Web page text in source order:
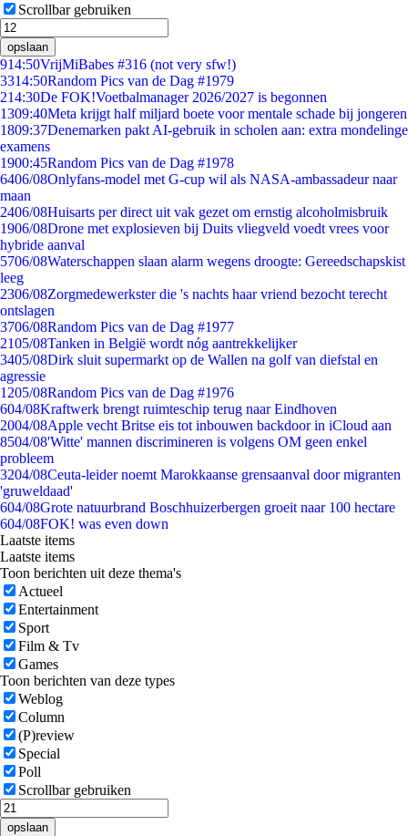
Scrollbar gebruiken
opslaan
914:50VrijMiBabes #316 (not very sfw!)
3314:50Random Pics van de Dag #1979
214:30De FOK!Voetbalmanager 2026/2027 is begonnen
1309:40Meta krijgt half miljard boete voor mentale schade bij jongeren
1809:37Denemarken pakt AI-gebruik in scholen aan: extra mondelinge
examens
1900:45Random Pics van de Dag #1978
6406/08Onlyfans-model met G-cup wil als NASA-ambassadeur naar
maan
2406/08Huisarts per direct uit vak gezet om ernstig alcoholmisbruik
1906/08Drone met explosieven bij Duits vliegveld voedt vrees voor
hybride aanval
5706/08Waterschappen slaan alarm wegens droogte: Gereedschapskist
leeg
2306/08Zorgmedewerkster die 's nachts haar vriend bezocht terecht
ontslagen
3706/08Random Pics van de Dag #1977
2105/08Tanken in België wordt nóg aantrekkelijker
3405/08Dirk sluit supermarkt op de Wallen na golf van diefstal en
agressie
1205/08Random Pics van de Dag #1976
604/08Kraftwerk brengt ruimteschip terug naar Eindhoven
2004/08Apple vecht Britse eis tot inbouwen backdoor in iCloud aan
8504/08'Witte' mannen discrimineren is volgens OM geen enkel
probleem
3204/08Ceuta-leider noemt Marokkaanse grensaanval door migranten
'gruweldaad'
604/08Grote natuurbrand Boschhuizerbergen groeit naar 100 hectare
604/08FOK! was even down
Laatste items
Laatste items
Toon berichten uit deze thema's
Actueel
Entertainment
Sport
Film & Tv
Games
Toon berichten van deze types
Weblog
Column
(P)review
Special
Poll
Scrollbar gebruiken
opslaan